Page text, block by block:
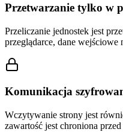
Przetwarzanie tylko w
Przeliczanie jednostek jest
przeglądarce, dane wejściowe
Komunikacja
Wczytywanie strony jest
zawartość jest chroniona